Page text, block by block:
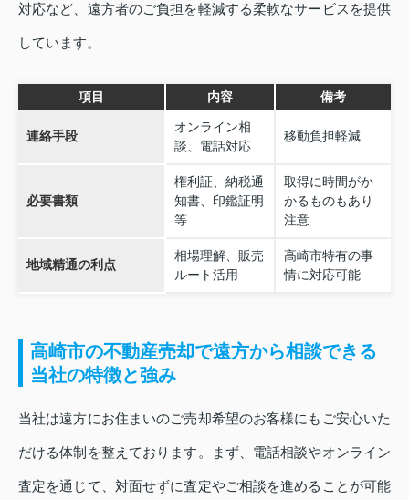
対応など、遠方者のご負担を軽減する柔軟なサービスを提供
しています。
項目 内容 備考
連絡手段
オンライン相
談、電話対応
移動負担軽減
必要書類
権利証、納税通
知書、印鑑証明
等
取得に時間がか
かるものもあり
注意
地域精通の利点
相場理解、販売
ルート活用
高崎市特有の事
情に対応可能
高崎市の不動産売却で遠方から相談できる
当社の特徴と強み
当社は遠方にお住まいのご売却希望のお客様にもご安心いた
だける体制を整えております。まず、電話相談やオンライン
査定を通じて、対面せずに査定やご相談を進めることが可能